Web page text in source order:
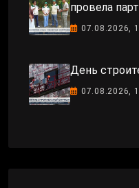
провела
07.08.2026,
День
07.08.2026,